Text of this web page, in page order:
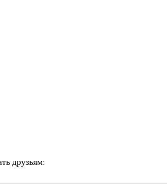
друзьям: